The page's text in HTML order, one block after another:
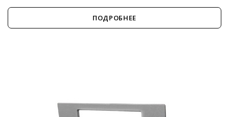
ПОДРОБНЕЕ